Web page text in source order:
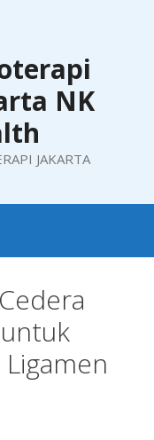
NK
JAKARTA